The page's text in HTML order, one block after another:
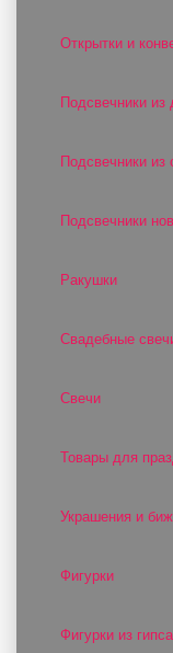
Открытки и
Подсвечники из
Подсвечники из
Подсвечники
Ракушки
Свадебные
Свечи
Товары для
Украшения и
Фигурки
Фигурки из гипса